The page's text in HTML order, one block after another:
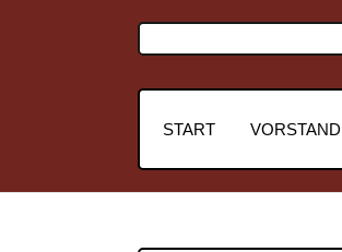
START VORSTAND